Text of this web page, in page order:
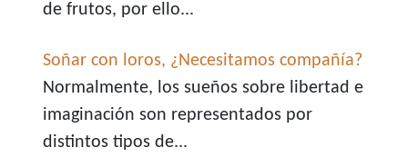
de frutos, por ello...
Soñar con loros, ¿Necesitamos compañía?
Normalmente, los sueños sobre libertad e
imaginación son representados por
distintos tipos de...